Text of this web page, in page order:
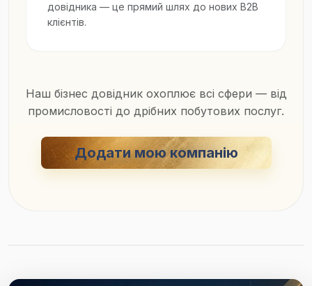
довідника — це прямий шлях до нових B2B
клієнтів.
Наш бізнес довідник охоплює всі сфери — від
промисловості до дрібних побутових послуг.
Додати мою компанію